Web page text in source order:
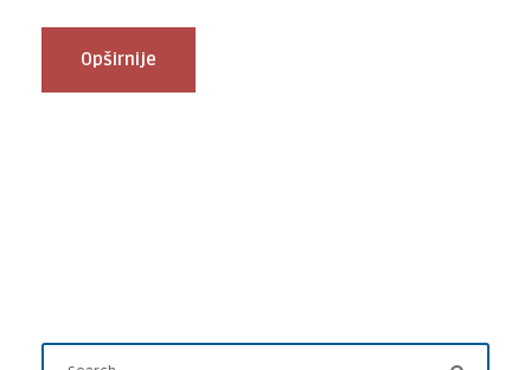
Opširnije